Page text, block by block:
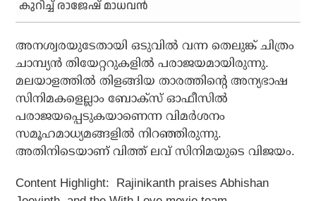
കുറിച്ച് രാജേഷ് മാധവന്‍
അനശ്വരയുടേതായി ഒടുവില്‍ വന്ന തെലുങ്ക് ചിത്രം
ചാമ്പ്യന്‍ തിയേറ്ററുകളില്‍ പരാജയമായിരുന്നു.
മലയാളത്തില്‍ തിളങ്ങിയ താരത്തിന്റെ അന്യഭാഷ
സിനിമകളെല്ലാം ബോക്സ് ഓഫീസില്‍
പരാജയപ്പെടുകയാണെന്ന വിമര്‍ശനം
സമൂഹമാധ്യമങ്ങളില്‍ നിറഞ്ഞിരുന്നു.
അതിനിടെയാണ് വിത്ത് ലവ് സിനിമയുടെ വിജയം.
Content Highlight: Rajinikanth praises Abhishan